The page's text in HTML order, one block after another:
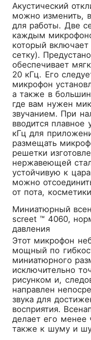
Акустический
можно изменить,
для работы. Две
каждым
который
сетку).
обеспечивает
20 кГц. Его
микрофон
а также в
где вам нужен
звучанием. При
вводится плавное
кГц для
размещать
решетки
нержавеющей
устойчивую к
можно
от пота,
Миниатюрный
screet ™ 4060,
давления
Этот микрофон
мощный по
миниатюрного
исключительно
рисунком и,
направлен
звука для
восприятия.
делает его менее
также к шуму и